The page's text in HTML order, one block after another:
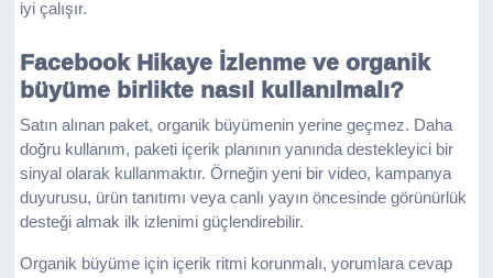
iyi çalışır.
Facebook Hikaye İzlenme ve organik
büyüme birlikte nasıl kullanılmalı?
Satın alınan paket, organik büyümenin yerine geçmez. Daha
doğru kullanım, paketi içerik planının yanında destekleyici bir
sinyal olarak kullanmaktır. Örneğin yeni bir video, kampanya
duyurusu, ürün tanıtımı veya canlı yayın öncesinde görünürlük
desteği almak ilk izlenimi güçlendirebilir.
Organik büyüme için içerik ritmi korunmalı, yorumlara cevap